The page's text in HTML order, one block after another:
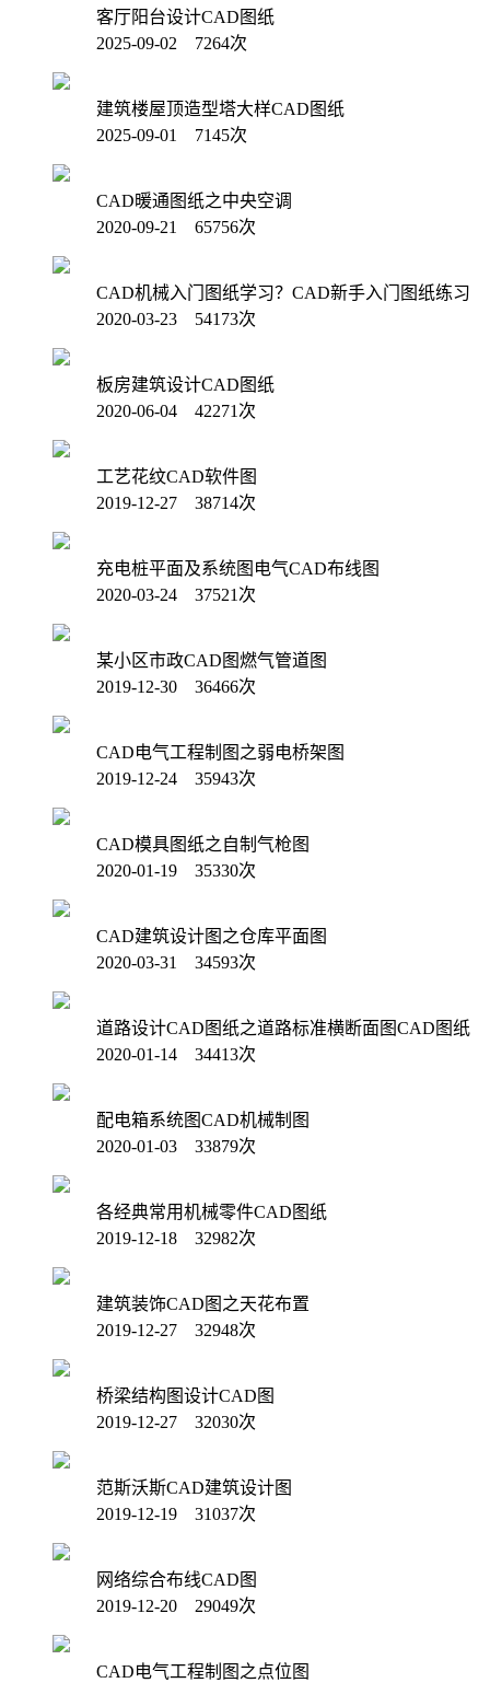
客厅阳台设计CAD图纸
2025-09-02 7264次
建筑楼屋顶造型塔大样CAD图纸
2025-09-01 7145次
CAD暖通图纸之中央空调
2020-09-21 65756次
CAD机械入门图纸学习？CAD新手入门图纸练习
2020-03-23 54173次
板房建筑设计CAD图纸
2020-06-04 42271次
工艺花纹CAD软件图
2019-12-27 38714次
充电桩平面及系统图电气CAD布线图
2020-03-24 37521次
某小区市政CAD图燃气管道图
2019-12-30 36466次
CAD电气工程制图之弱电桥架图
2019-12-24 35943次
CAD模具图纸之自制气枪图
2020-01-19 35330次
CAD建筑设计图之仓库平面图
2020-03-31 34593次
道路设计CAD图纸之道路标准横断面图CAD图纸
2020-01-14 34413次
配电箱系统图CAD机械制图
2020-01-03 33879次
各经典常用机械零件CAD图纸
2019-12-18 32982次
建筑装饰CAD图之天花布置
2019-12-27 32948次
桥梁结构图设计CAD图
2019-12-27 32030次
范斯沃斯CAD建筑设计图
2019-12-19 31037次
网络综合布线CAD图
2019-12-20 29049次
CAD电气工程制图之点位图